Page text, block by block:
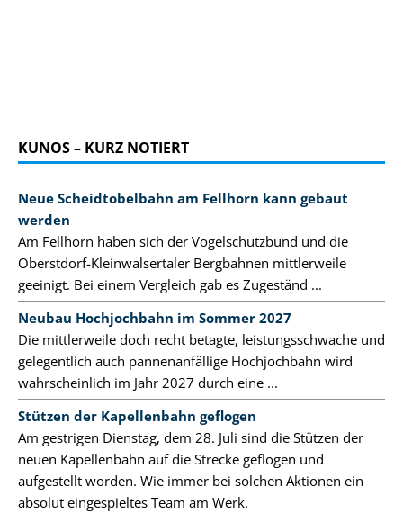
KUNOS – KURZ NOTIERT
Neue Scheidtobelbahn am Fellhorn kann gebaut
werden
Am Fellhorn haben sich der Vogelschutzbund und die
Oberstdorf-Kleinwalsertaler Bergbahnen mittlerweile
geeinigt. Bei einem Vergleich gab es Zugeständ ...
Neubau Hochjochbahn im Sommer 2027
Die mittlerweile doch recht betagte, leistungsschwache und
gelegentlich auch pannenanfällige Hochjochbahn wird
wahrscheinlich im Jahr 2027 durch eine ...
Stützen der Kapellenbahn geflogen
Am gestrigen Dienstag, dem 28. Juli sind die Stützen der
neuen Kapellenbahn auf die Strecke geflogen und
aufgestellt worden. Wie immer bei solchen Aktionen ein
absolut eingespieltes Team am Werk.